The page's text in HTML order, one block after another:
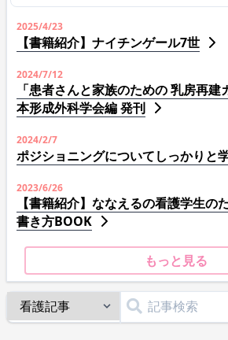
2025/4/23
【書籍紹介】ナイチンゲール7世
2024/7/12
「患者さんと家族のための 乳房再建
本形成外科学会編 発刊
2024/2/7
ポジショニングについてしっかりと
2023/6/26
【書籍紹介】ななえるの看護学生の
書き方BOOK
もっと見る